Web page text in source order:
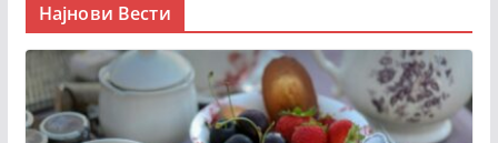
Најнови Вести